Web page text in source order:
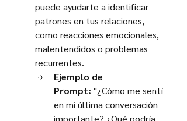
puede ayudarte a identificar
patrones en tus relaciones,
como reacciones emocionales,
malentendidos o problemas
recurrentes.
Ejemplo de
Prompt: "¿Cómo me sentí
en mi última conversación